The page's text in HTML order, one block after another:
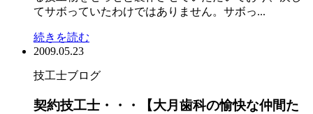
てサボっていたわけではありません。サボっ...
続きを読む
2009.05.23
技工士ブログ
契約技工士・・・【大月歯科の愉快な仲間た